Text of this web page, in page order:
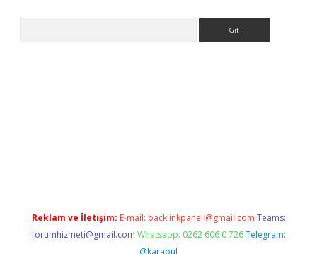
Reklam ve İletişim: E-mail: backlinkpaneli@gmail.com Teams:
forumhizmeti@gmail.com Whatsapp: 0262 606 0 726 Telegram:
@karabul